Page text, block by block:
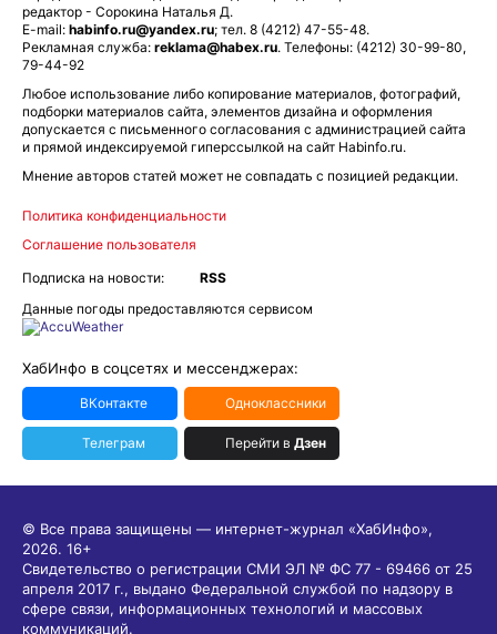
редактор - Сорокина Наталья Д.
E-mail: habinfo.ru@yandex.ru; тел. 8 (4212) 47-55-48.
Рекламная служба: reklama@habex.ru. Телефоны: (4212) 30-99-80,
79-44-92
Любое использование либо копирование материалов, фотографий,
подборки материалов сайта, элементов дизайна и оформления
допускается с письменного согласования с администрацией сайта
и прямой индексируемой гиперссылкой на сайт Habinfo.ru.
Мнение авторов статей может не совпадать с позицией редакции.
Политика конфиденциальности
Соглашение пользователя
Подписка на новости:
RSS
Данные погоды предоставляются сервисом
ХабИнфо в соцсетях и мессенджерах:
ВКонтакте Одноклассники
Телеграм Перейти в Дзен
© Все права защищены — интернет-журнал «ХабИнфо»,
2026. 16+
Свидетельство о регистрации СМИ ЭЛ № ФС 77 - 69466 от 25
апреля 2017 г., выдано Федеральной службой по надзору в
сфере связи, информационных технологий и массовых
коммуникаций.